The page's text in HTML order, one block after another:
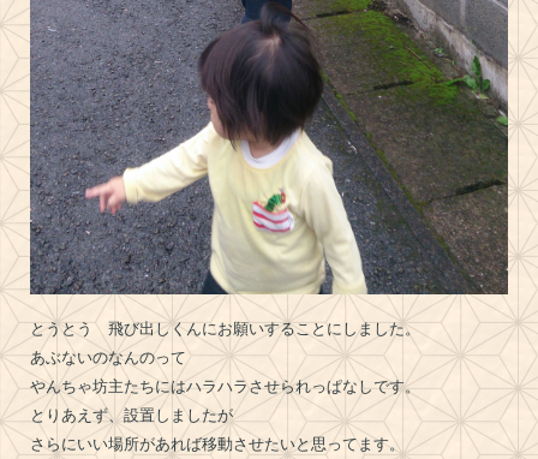
とうとう 飛び出しくんにお願いすることにしました。
あぶないのなんのって
やんちゃ坊主たちにはハラハラさせられっぱなしです。
とりあえず、設置しましたが
さらにいい場所があれば移動させたいと思ってます。